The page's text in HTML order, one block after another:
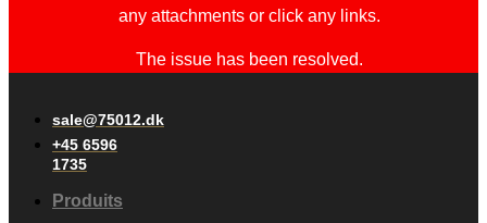
any attachments or click any links.
The issue has been resolved.
sale@75012.dk
+45 6596
1735
Produits